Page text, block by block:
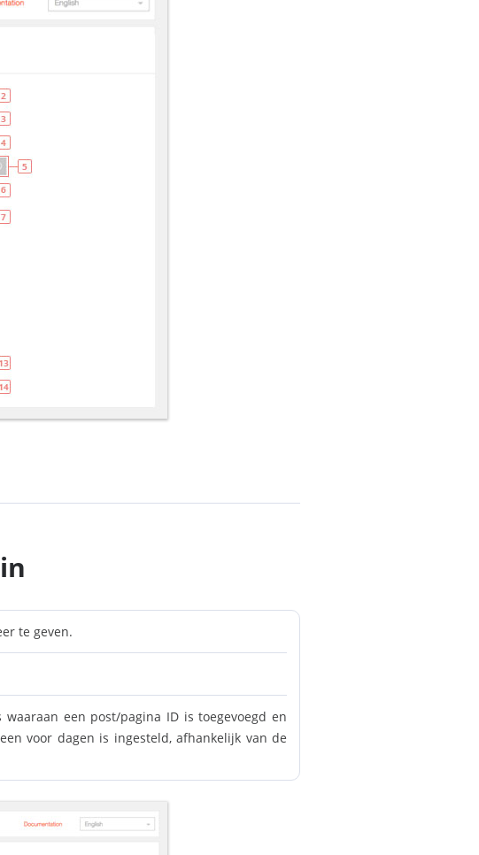
te geven.
een post/pagina ID is toegevoegd en
voor dagen is ingesteld, afhankelijk van de